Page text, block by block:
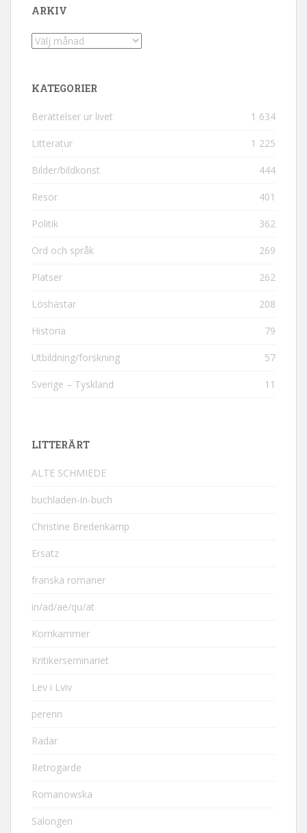
ARKIV
Arkiv
KATEGORIER
Berättelser ur livet 1 634
Litteratur 1 225
Bilder/bildkonst 444
Resor 401
Politik 362
Ord och språk 269
Platser 262
Löshästar 208
Historia 79
Utbildning/forskning 57
Sverige – Tyskland 11
LITTERÄRT
ALTE SCHMIEDE
buchladen-in-buch
Christine Bredenkamp
Ersatz
franska romaner
in/ad/ae/qu/at
Kornkammer
Kritikerseminariet
Lev i Lviv
perenn
Radar
Retrogarde
Romanowska
Salongen